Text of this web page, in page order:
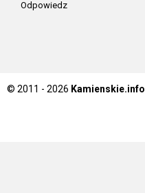
Odpowiedz
© 2011 - 2026 Kamienskie.info